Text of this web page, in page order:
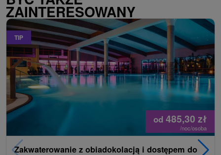
ZAINTERESOWANY
TIP
od 485,30 zł
/noc/osoba
Zakwaterowanie z obiadokolacją i dostępem do